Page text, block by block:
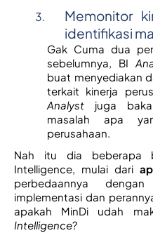
Memonitor
identifikasi
Gak Cuma dua
sebelumnya, BI
buat menyediakan
Analyst juga
masalah apa
perusahaan.
Nah itu dia beberapa
Intelligence, mulai dari
perbedaannya
implementasi dan
apakah MinDi udah
Intelligence?